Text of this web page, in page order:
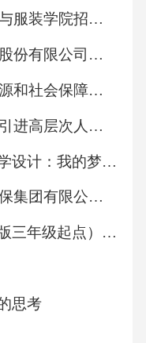
中的应用通过训
间的关系，构
进行数据清洗
AI模型的预测结
能机制和影响
药物毒性药物
据基础。AI模型
习药物相互作
用预测。结果
2026泉州师范学院纺织与服装学院招聘校聘实验员1人笔试题库附参考答案详解【达标题】
2026四川长虹民生物流股份有限公司招聘战略采购岗位2人备考题库（含答案详解）
2026广西南宁市人力资源和社会保障局招募南宁市本级第二批就业见习人员720人备考题库【满分必刷】附答案详解
2026四川南充市西充县引进高层次人才笔试题库带答案详解（黄金题型）
小学五年级心理健康教学设计：我的梦想种子-生涯启蒙与自我探索
2026安徽省信用融资担保集团有限公司所属分公司招聘14人笔试参考题库及答案详解
小学四年级英语（外研版三年级起点）上册模块知识结构化预习指南（教案）
思考